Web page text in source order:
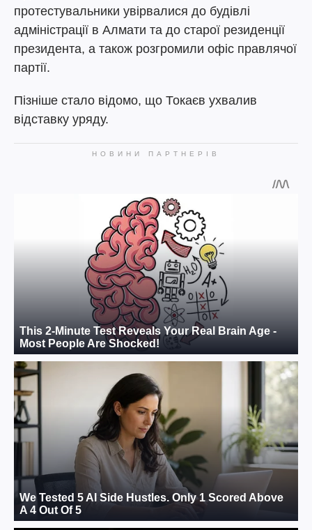
протестувальники увірвалися до будівлі
адміністрації в Алмати та до старої резиденції
президента, а також розгромили офіс правлячої
партії.
Пізніше стало відомо, що Токаєв ухвалив
відставку уряду.